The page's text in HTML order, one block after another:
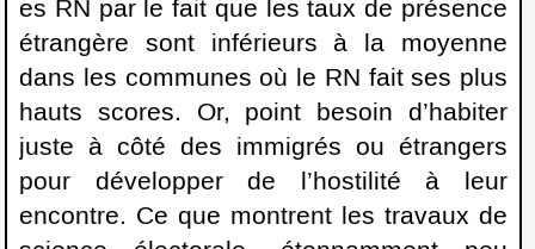
es RN par le fait que les taux de présence
étrangère sont inférieurs à la moyenne
dans les communes où le RN fait ses plus
hauts scores. Or, point besoin d’habiter
juste à côté des immigrés ou étrangers
pour développer de l’hostilité à leur
encontre. Ce que montrent les travaux de